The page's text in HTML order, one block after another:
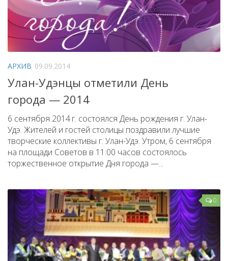
АРХИВ 09.09.2014
Улан-Удэнцы отметили День
города — 2014
6 сентября 2014 г. состоялся День рождения г. Улан-
Удэ. Жителей и гостей столицы поздравили лучшие
творческие коллективы г. Улан-Удэ. Утром, 6 сентября
на площади Советов в 11:00 часов состоялось
торжественное открытие Дня города —...
0